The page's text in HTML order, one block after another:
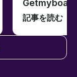
Getmyboat
記事を読む